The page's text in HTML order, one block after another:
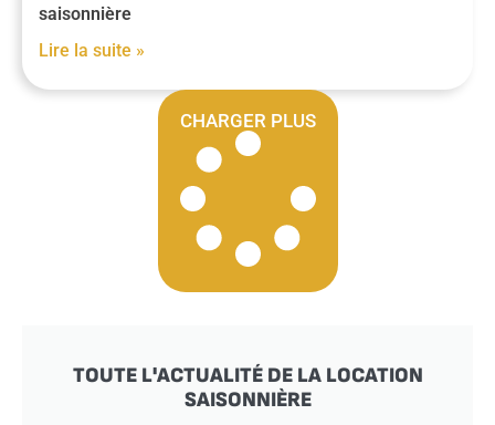
saisonnière
Lire la suite »
CHARGER PLUS
TOUTE L'ACTUALITÉ DE LA LOCATION
SAISONNIÈRE